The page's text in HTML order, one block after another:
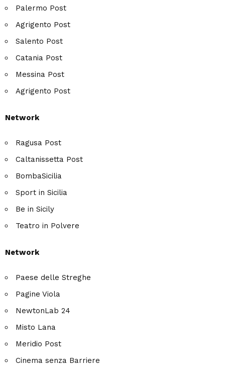
Palermo Post
Agrigento Post
Salento Post
Catania Post
Messina Post
Agrigento Post
Network
Ragusa Post
Caltanissetta Post
BombaSicilia
Sport in Sicilia
Be in Sicily
Teatro in Polvere
Network
Paese delle Streghe
Pagine Viola
NewtonLab 24
Misto Lana
Meridio Post
Cinema senza Barriere